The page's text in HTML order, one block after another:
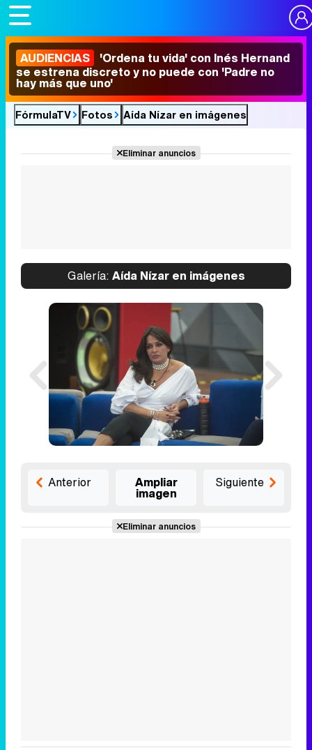
AUDIENCIAS 'Ordena tu vida' con Inés Hernand
se estrena discreto y no puede con 'Padre no
hay más que uno'
FórmulaTV Fotos Aída Nízar en imágenes
Eliminar anuncios
Galería: Aída Nízar en imágenes
Anterior Ampliar
imagen
Siguiente
Eliminar anuncios